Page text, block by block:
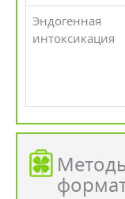
Эндогенная
интоксикация